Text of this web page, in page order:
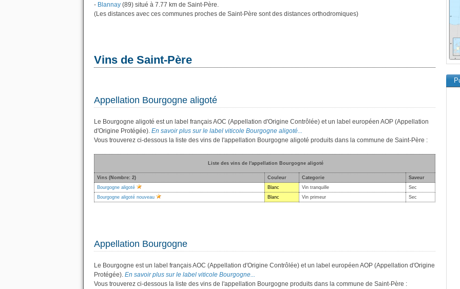
- Blannay (89) situé à 7.77 km de Saint-Père.
(Les distances avec ces communes proches de Saint-Père sont des distances orthodromiques)
Vins de Saint-Père
Appellation Bourgogne aligoté
Le Bourgogne aligoté est un label français AOC (Appellation d'Origine Contrôlée) et un label européen AOP (Appellation
d'Origine Protégée). En savoir plus sur le label viticole Bourgogne aligoté...
Vous trouverez ci-dessous la liste des vins de l'appellation Bourgogne aligoté produits dans la commune de Saint-Père :
Liste des vins de l'appellation Bourgogne aligoté
Vins (Nombre: 2) Couleur Categorie
Saveur
Bourgogne aligoté
Blanc Vin tranquille
Sec
Bourgogne aligoté nouveau
Blanc Vin primeur Sec
Appellation Bourgogne
Le Bourgogne est un label français AOC (Appellation d'Origine Contrôlée) et un label européen AOP (Appellation d'Origine
Protégée). En savoir plus sur le label viticole Bourgogne...
Vous trouverez ci-dessous la liste des vins de l'appellation Bourgogne produits dans la commune de Saint-Père :